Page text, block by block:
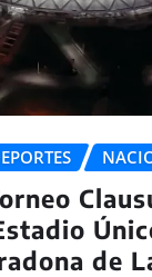
de